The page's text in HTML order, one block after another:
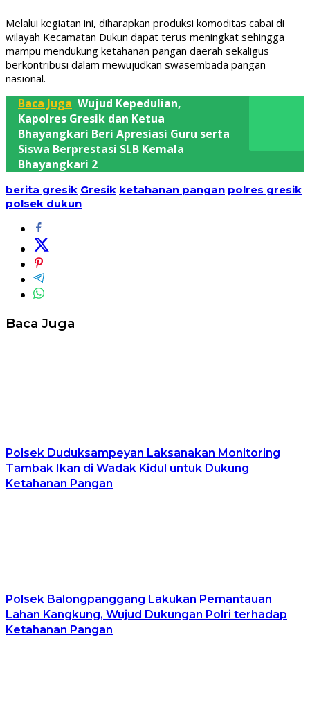
Melalui kegiatan ini, diharapkan produksi komoditas cabai di
wilayah Kecamatan Dukun dapat terus meningkat sehingga
mampu mendukung ketahanan pangan daerah sekaligus
berkontribusi dalam mewujudkan swasembada pangan
nasional.
Baca Juga Wujud Kepedulian,
Kapolres Gresik dan Ketua
Bhayangkari Beri Apresiasi Guru serta
Siswa Berprestasi SLB Kemala
Bhayangkari 2
berita gresik Gresik ketahanan pangan polres gresik
polsek dukun
Baca Juga
Polsek Duduksampeyan Laksanakan Monitoring
Tambak Ikan di Wadak Kidul untuk Dukung
Ketahanan Pangan
Polsek Balongpanggang Lakukan Pemantauan
Lahan Kangkung, Wujud Dukungan Polri terhadap
Ketahanan Pangan